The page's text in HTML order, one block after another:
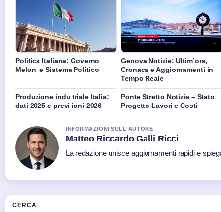
Politica Italiana: Governo
Meloni e Sistema Politico
Genova Notizie: Ultim’ora,
Cronaca e Aggiornamenti in
Tempo Reale
Produzione indu triale Italia:
dati 2025 e previ ioni 2026
Ponte Stretto Notizie – Stato
Progetto Lavori e Costi
INFORMAZIONI SULL'AUTORE
Matteo Riccardo Galli Ricci
La redazione unisce aggiornamenti rapidi e
CERCA